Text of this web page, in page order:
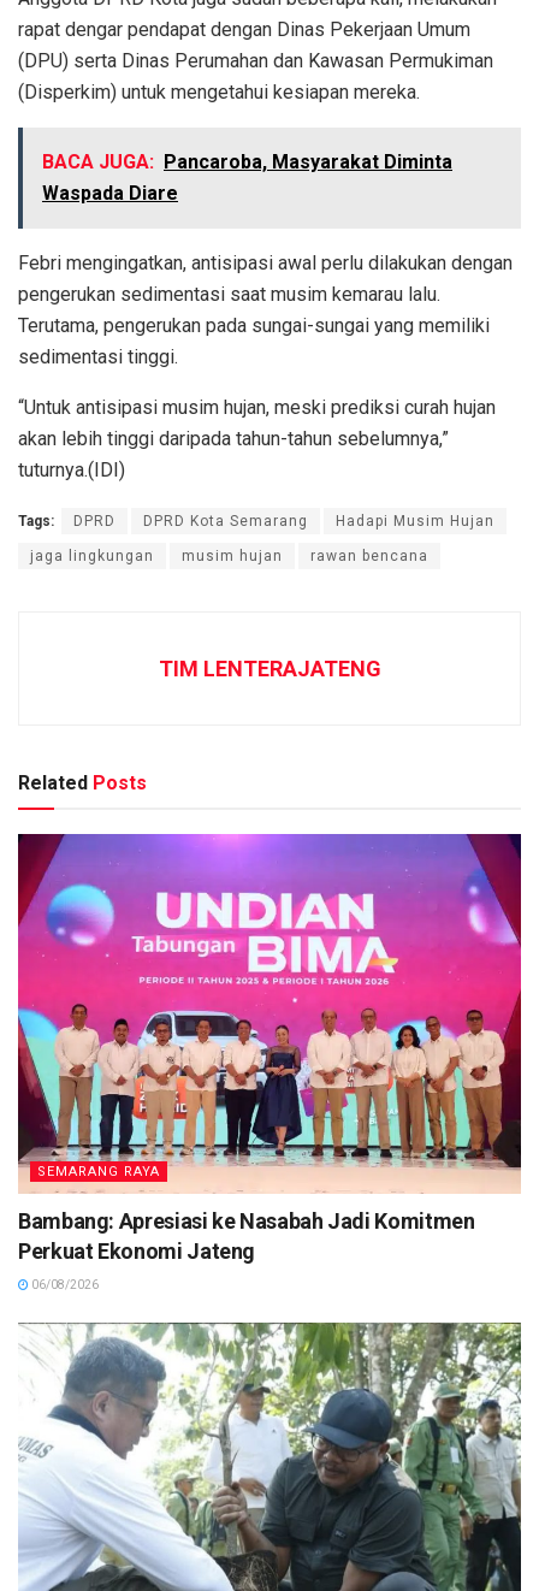
rapat dengar pendapat dengan Dinas Pekerjaan Umum
(DPU) serta Dinas Perumahan dan Kawasan Permukiman
(Disperkim) untuk mengetahui kesiapan mereka.
BACA JUGA: Pancaroba, Masyarakat Diminta
Waspada Diare
Febri mengingatkan, antisipasi awal perlu dilakukan dengan
pengerukan sedimentasi saat musim kemarau lalu.
Terutama, pengerukan pada sungai-sungai yang memiliki
sedimentasi tinggi.
“Untuk antisipasi musim hujan, meski prediksi curah hujan
akan lebih tinggi daripada tahun-tahun sebelumnya,”
tuturnya.(IDI)
Tags: DPRD DPRD Kota Semarang Hadapi Musim Hujan
jaga lingkungan musim hujan rawan bencana
TIM LENTERAJATENG
Related Posts
SEMARANG RAYA
Bambang: Apresiasi ke Nasabah Jadi Komitmen
Perkuat Ekonomi Jateng
06/08/2026